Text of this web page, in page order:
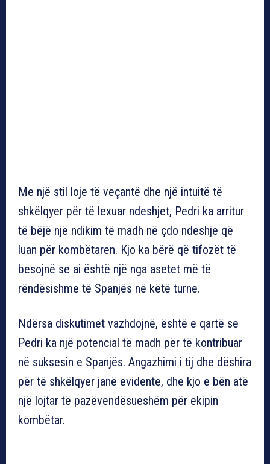
Me një stil loje të veçantë dhe një intuitë të
shkëlqyer për të lexuar ndeshjet, Pedri ka arritur
të bëjë një ndikim të madh në çdo ndeshje që
luan për kombëtaren. Kjo ka bërë që tifozët të
besojnë se ai është një nga asetet më të
rëndësishme të Spanjës në këtë turne.
Ndërsa diskutimet vazhdojnë, është e qartë se
Pedri ka një potencial të madh për të kontribuar
në suksesin e Spanjës. Angazhimi i tij dhe dëshira
për të shkëlqyer janë evidente, dhe kjo e bën atë
një lojtar të pazëvendësueshëm për ekipin
kombëtar.